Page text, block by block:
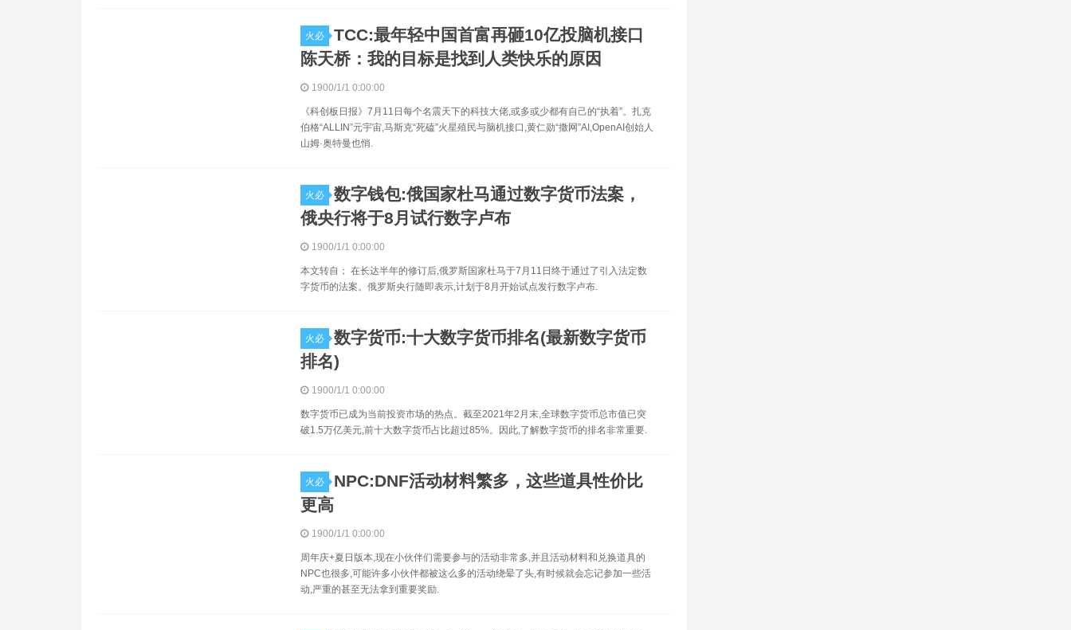
火必
TCC:最年轻中国首富再砸10亿投脑机接口
陈天桥：我的目标是找到人类快乐的原因
1900/1/1 0:00:00
《科创板日报》7月11日每个名震天下的科技大佬,或多或少都有自己的“执着”。扎克
伯格“ALLIN”元宇宙,马斯克“死磕”火星殖民与脑机接口,黄仁勋“撒网”AI,OpenAI创始人
山姆·奥特曼也悄.
火必
数字钱包:俄国家杜马通过数字货币法案，
俄央行将于8月试行数字卢布
1900/1/1 0:00:00
本文转自； 在长达半年的修订后,俄罗斯国家杜马于7月11日终于通过了引入法定数
字货币的法案。俄罗斯央行随即表示,计划于8月开始试点发行数字卢布.
火必
数字货币:十大数字货币排名(最新数字货币
排名)
1900/1/1 0:00:00
数字货币已成为当前投资市场的热点。截至2021年2月末,全球数字货币总市值已突
破1.5万亿美元,前十大数字货币占比超过85%。因此,了解数字货币的排名非常重要.
火必
NPC:DNF活动材料繁多，这些道具性价比
更高
1900/1/1 0:00:00
周年庆+夏日版本,现在小伙伴们需要参与的活动非常多,并且活动材料和兑换道具的
NPC也很多,可能许多小伙伴都被这么多的活动绕晕了头,有时候就会忘记参加一些活
动,严重的甚至无法拿到重要奖励.